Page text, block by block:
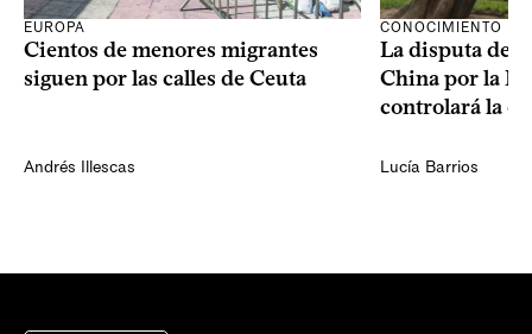
EUROPA
Cientos de menores migrantes
siguen por las calles de Ceuta
Andrés Illescas
CONOCIMIENTO
La disputa de
China por la
controlará la
Lucía Barrios